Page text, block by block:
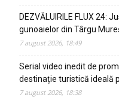
DEZVĂLUIRILE FLUX 24:
gunoaielor din Târgu
7 august 2026, 18:49
Serial video inedit de
destinație turistică ideală
7 august 2026, 18:38